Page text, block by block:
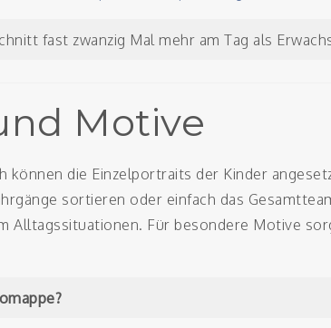
fast zwanzig Mal mehr am Tag als
Motive
können die Einzelportraits der Kinder
sortieren oder einfach das
Alltagssituationen. Für besondere Motive